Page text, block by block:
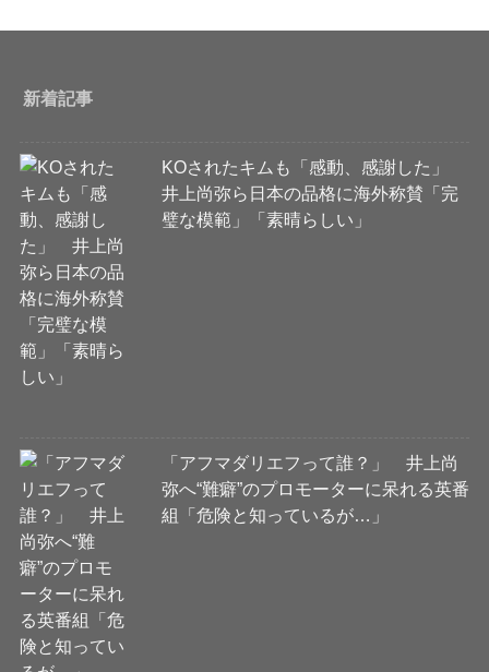
新着記事
KOされたキムも「感動、感謝した」
井上尚弥ら日本の品格に海外称賛「完
璧な模範」「素晴らしい」
「アフマダリエフって誰？」 井上尚
弥へ“難癖”のプロモーターに呆れる英番
組「危険と知っているが…」